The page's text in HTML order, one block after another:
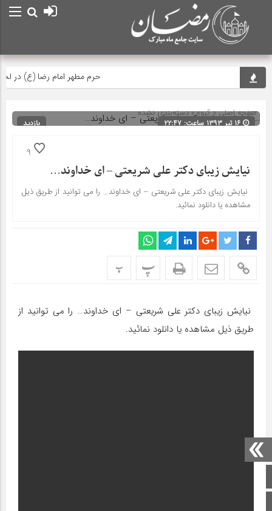
حرم مطهر امام رضا (ع) در لحظه
صفحه اصلی» گروه » دسته‌بندی نشده
۱۶ تیر ۱۳۹۳ ساعت: ۲۲:۴۷
بازدید
9
نیایش زیبای دکتر علی شریعتی – ای خداوند…
نیایش زیبای دکتر علی شریعتی – ای خداوند… را می توانید از طریق ذیل
مشاهده یا دانلود نمائید.
پ پ
نیایش زیبای دکتر علی شریعتی – ای خداوند… را می توانید از
طریق ذیل مشاهده یا دانلود نمائید.